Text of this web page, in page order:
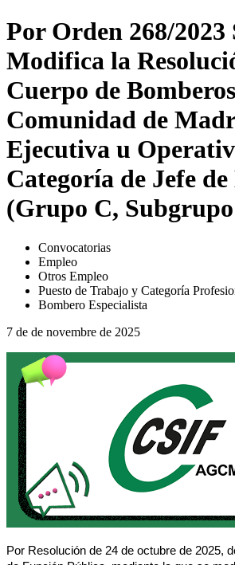
Por Orden 268/2023
Modifica la
Cuerpo de
Comunidad de
Ejecutiva u
Categoría de Jefe
(Grupo C,
Convocatorias
Empleo
Otros Empleo
Puesto de Trabajo y Categoría
Bombero Especialista
7 de de novembre de 2025
Por Resolución de 24 de octubre de 2025,